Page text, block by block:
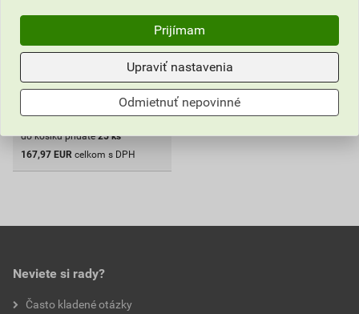
cena za karton s DPH
karton
do košíku pridáte 25 ks
167,97 EUR celkom s DPH
Neviete si rady?
Často kladené otázky
Prijímam
Upraviť nastavenia
Odmietnuť nepovinné